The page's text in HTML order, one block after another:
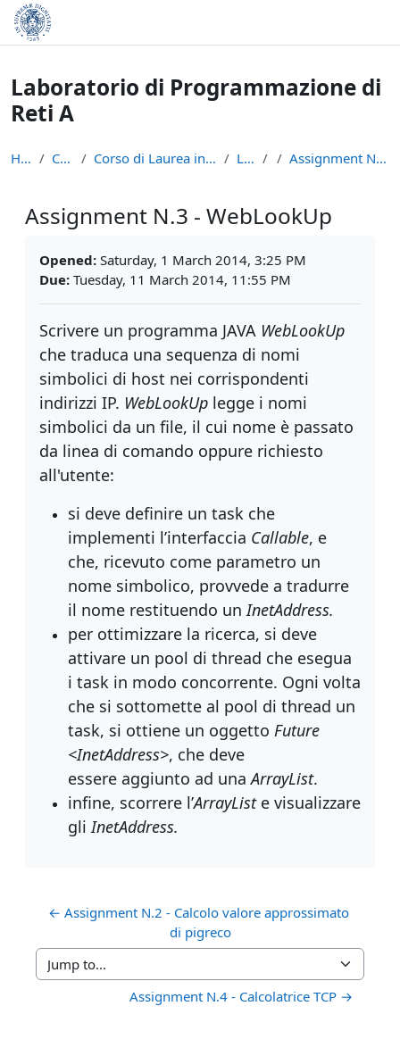
Skip to main content
Laboratorio di Programmazione di
Reti A
Home Courses Corso di Laurea in Informatica (L-31) LPR - A Assignment N.3 - WebLookUp
Assignment N.3 - WebLookUp
Opened: Saturday, 1 March 2014, 3:25 PM
Due: Tuesday, 11 March 2014, 11:55 PM
Scrivere un programma JAVA WebLookUp
che traduca una sequenza di nomi
simbolici di host nei corrispondenti
indirizzi IP. WebLookUp legge i nomi
simbolici da un file, il cui nome è passato
da linea di comando oppure richiesto
all'utente:
si deve definire un task che
implementi l’interfaccia Callable, e
che, ricevuto come parametro un
nome simbolico, provvede a tradurre
il nome restituendo un InetAddress.
per ottimizzare la ricerca, si deve
attivare un pool di thread che esegua
i task in modo concorrente. Ogni volta
che si sottomette al pool di thread un
task, si ottiene un oggetto Future
<InetAddress>, che deve
essere aggiunto ad unaArrayList.
infine, scorrere l’ArrayListe visualizzare
gli InetAddress.
← Assignment N.2 - Calcolo valore approssimato
di pigreco
Jump to...
Assignment N.4 - Calcolatrice TCP →